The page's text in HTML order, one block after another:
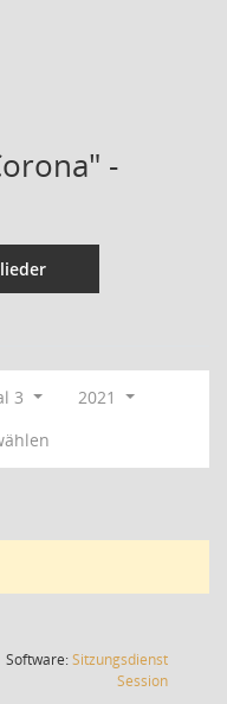
-
3
2021
Software:Sitzungsdienst
Session(Wird in